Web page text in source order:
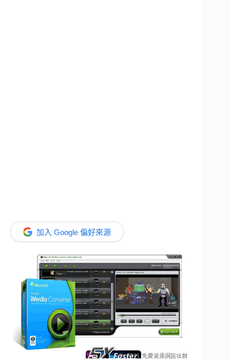
加入 Google 偏好來源